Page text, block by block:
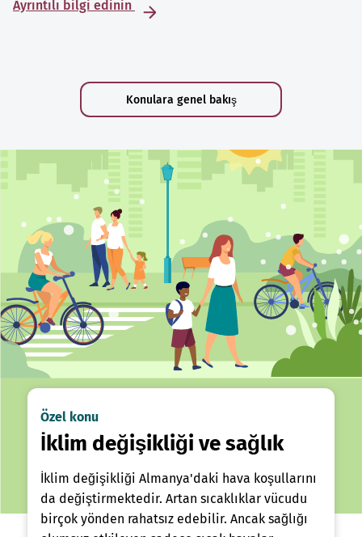
Ayrıntılı bilgi edinin
Konulara genel bakış
Özel konu
İklim değişikliği ve sağlık
İklim değişikliği Almanya'daki hava koşullarını
da değiştirmektedir. Artan sıcaklıklar vücudu
birçok yönden rahatsız edebilir. Ancak sağlığı